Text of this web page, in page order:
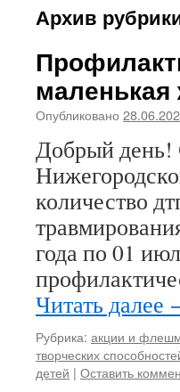
Архив
маленькая
Опубликовано
Добрый день!
количество
года по 01
Читать далее
Рубрика: акции и
творческих
детей | Оставить